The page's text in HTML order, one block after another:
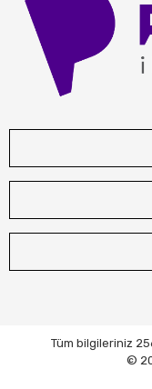
Tüm bilgileriniz
©